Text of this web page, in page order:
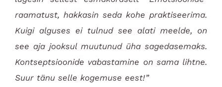
raamatust, hakkasin seda kohe praktiseerima.
Kuigi alguses ei tulnud see alati meelde, on
see aja jooksul muutunud üha sagedasemaks.
Kontseptsioonide vabastamine on sama lihtne.
Suur tänu selle kogemuse eest!”